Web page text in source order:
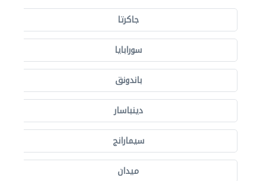
جاكرتا
سورابايا
باندونق
دينباسار
سيمارانج
ميدان